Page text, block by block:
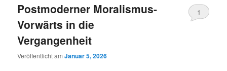
Postmoderner Moralismus-
Vorwärts in die
Vergangenheit
Veröffentlicht amJanuar 5, 2026
1